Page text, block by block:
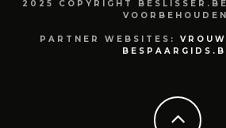
2025 COPYRIGHT
PARTNER WEBSITES: